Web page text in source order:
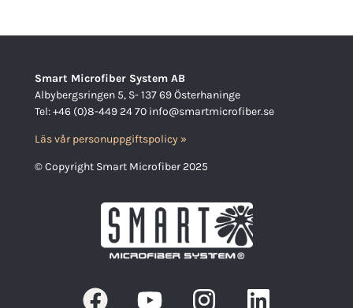
Smart Microfiber System AB
Albybergsringen 5, S- 137 69 Österhaninge
Tel: +46 (0)8-449 24 70 info@smartmicrofiber.se
Läs vår personuppgiftspolicy »
© Copyright Smart Microfiber 2025